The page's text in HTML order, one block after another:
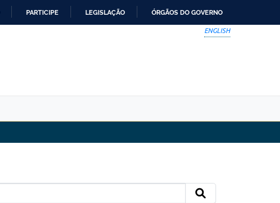
PARTICIPE LEGISLAÇÃO ÓRGÃOS DO GOVERNO
ENGLISH